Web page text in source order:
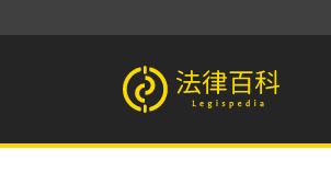
法律百科 Legispedia